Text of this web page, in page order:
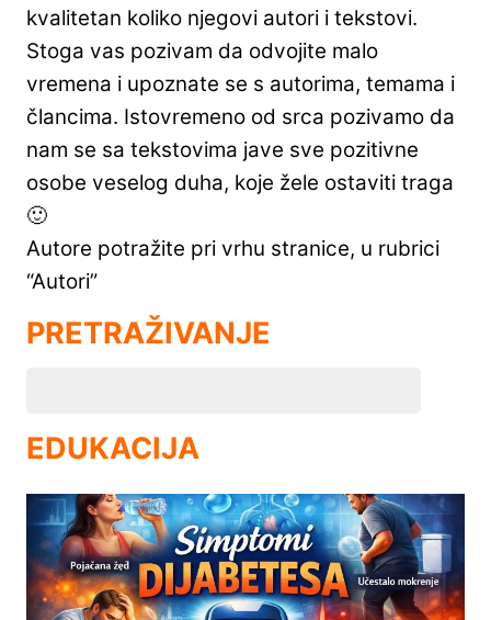
kvalitetan koliko njegovi autori i tekstovi.
Stoga vas pozivam da odvojite malo
vremena i upoznate se s autorima, temama i
člancima. Istovremeno od srca pozivamo da
nam se sa tekstovima jave sve pozitivne
osobe veselog duha, koje žele ostaviti traga
🙂
Autore potražite pri vrhu stranice, u rubrici
“Autori”
PRETRAŽIVANJE
EDUKACIJA